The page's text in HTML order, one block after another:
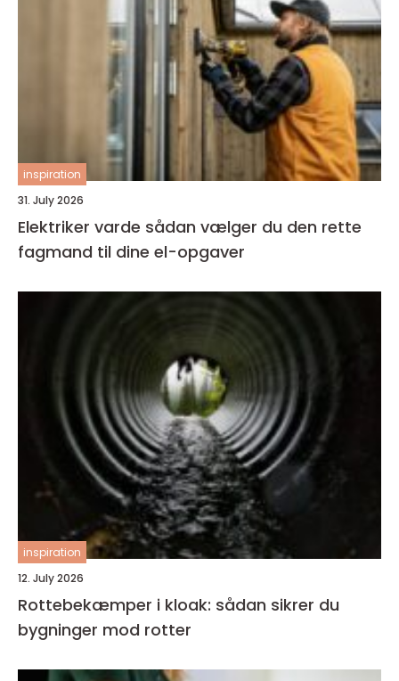
inspiration
31. July 2026
Elektriker varde sådan vælger du den rette
fagmand til dine el-opgaver
inspiration
12. July 2026
Rottebekæmper i kloak: sådan sikrer du
bygninger mod rotter